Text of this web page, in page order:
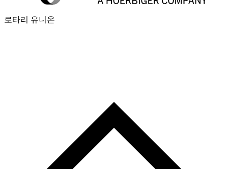
로타리 유니온